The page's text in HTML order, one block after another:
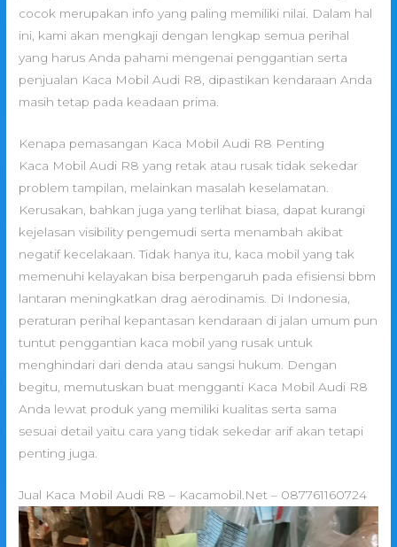
cocok merupakan info yang paling memiliki nilai. Dalam hal
ini, kami akan mengkaji dengan lengkap semua perihal
yang harus Anda pahami mengenai penggantian serta
penjualan Kaca Mobil Audi R8, dipastikan kendaraan Anda
masih tetap pada keadaan prima.
Kenapa pemasangan Kaca Mobil Audi R8 Penting
Kaca Mobil Audi R8 yang retak atau rusak tidak sekedar
problem tampilan, melainkan masalah keselamatan.
Kerusakan, bahkan juga yang terlihat biasa, dapat kurangi
kejelasan visibility pengemudi serta menambah akibat
negatif kecelakaan. Tidak hanya itu, kaca mobil yang tak
memenuhi kelayakan bisa berpengaruh pada efisiensi bbm
lantaran meningkatkan drag aerodinamis. Di Indonesia,
peraturan perihal kepantasan kendaraan di jalan umum pun
tuntut penggantian kaca mobil yang rusak untuk
menghindari dari denda atau sangsi hukum. Dengan
begitu, memutuskan buat mengganti Kaca Mobil Audi R8
Anda lewat produk yang memiliki kualitas serta sama
sesuai detail yaitu cara yang tidak sekedar arif akan tetapi
penting juga.
Jual Kaca Mobil Audi R8 – Kacamobil.Net – 087761160724